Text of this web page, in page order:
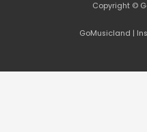
Copyright ©
GoMusicland |